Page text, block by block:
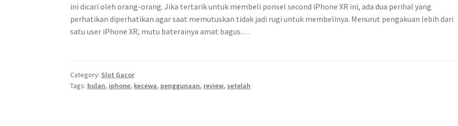
ini dicari oleh orang-orang. Jika tertarik untuk membeli ponsel second iPhone XR ini, ada dua perihal yang
perhatikan diperhatikan agar saat memutuskan tidak jadi rugi untuk membelinya. Menurut pengakuan lebih dari
satu user iPhone XR, mutu baterainya amat bagus.…
Category: Slot Gacor
Tags: bulan, iphone, kecewa, penggunaan, review, setelah